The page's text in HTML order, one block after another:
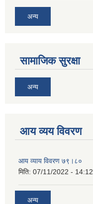
अन्य
सामाजिक सुरक्षा
अन्य
आय व्यय विवरण
आय व्याय विवरण ७९।८०
मिति: 07/11/2022 - 14:12
अन्य